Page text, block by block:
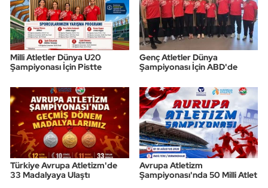
Milli Atletler Dünya U20
Şampiyonası İçin Pistte
Genç Atletler Dünya
Şampiyonası İçin ABD'de
Türkiye Avrupa Atletizm'de
33 Madalyaya Ulaştı
Avrupa Atletizm
Şampiyonası'nda 50 Milli Atlet